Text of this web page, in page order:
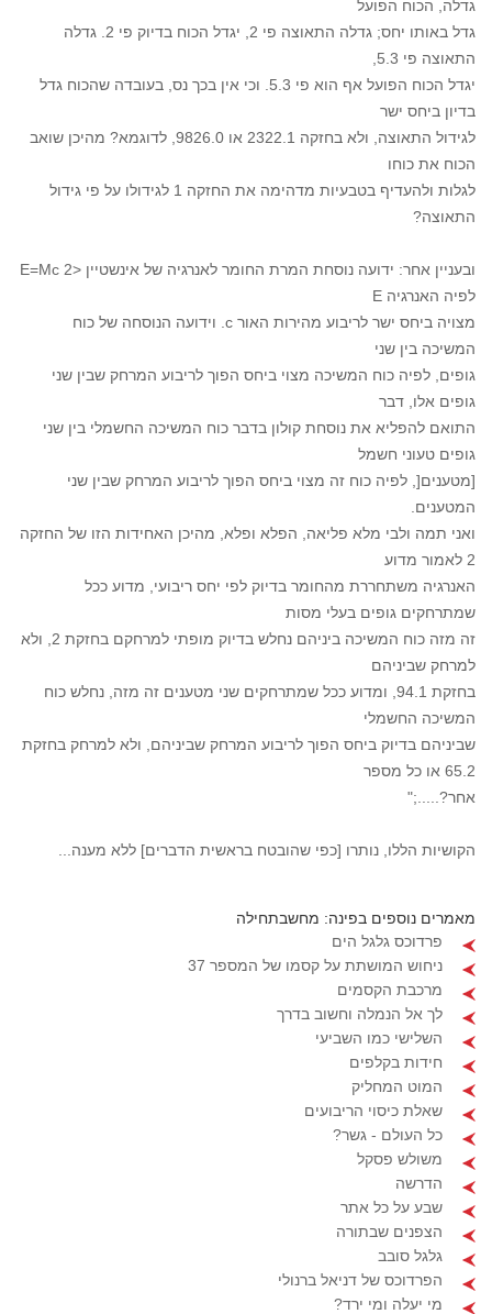
גדלה, הכוח הפועל
גדל באותו יחס; גדלה התאוצה פי 2, יגדל הכוח בדיוק פי 2. גדלה
התאוצה פי 5.3,
יגדל הכוח הפועל אף הוא פי 5.3. וכי אין בכך נס, בעובדה שהכוח גדל
בדיון ביחס ישר
לגידול התאוצה, ולא בחזקה 2322.1 או 9826.0, לדוגמא? מהיכן שואב
הכוח את כוחו
לגלות ולהעדיף בטבעיות מדהימה את החזקה 1 לגידולו על פי גידול
התאוצה?
ובעניין אחר: ידועה נוסחת המרת החומר לאנרגיה של אינשטיין <2 E=Mc
לפיה האנרגיה E
מצויה ביחס ישר לריבוע מהירות האור c. וידועה הנוסחה של כוח
המשיכה בין שני
גופים, לפיה כוח המשיכה מצוי ביחס הפוך לריבוע המרחק שבין שני
גופים אלו, דבר
התואם להפליא את נוסחת קולון בדבר כוח המשיכה החשמלי בין שני
גופים טעוני חשמל
[מטענים[, לפיה כוח זה מצוי ביחס הפוך לריבוע המרחק שבין שני
המטענים.
ואני תמה ולבי מלא פליאה, הפלא ופלא, מהיכן האחידות הזו של החזקה
2 לאמור מדוע
האנרגיה משתחררת מהחומר בדיוק לפי יחס ריבועי, מדוע ככל
שמתרחקים גופים בעלי מסות
זה מזה כוח המשיכה ביניהם נחלש בדיוק מופתי למרחקם בחזקת 2, ולא
למרחק שביניהם
בחזקת 94.1, ומדוע ככל שמתרחקים שני מטענים זה מזה, נחלש כוח
המשיכה החשמלי
שביניהם בדיוק ביחס הפוך לריבוע המרחק שביניהם, ולא למרחק בחזקת
65.2 או כל מספר
אחר?.....;"
הקושיות הללו, נותרו [כפי שהובטח בראשית הדברים] ללא מענה...
מאמרים נוספים בפינה: מחשבתחילה
פרדוכס גלגל הים
ניחוש המושתת על קסמו של המספר 37
מרכבת הקסמים
לך אל הנמלה וחשוב בדרך
השלישי כמו השביעי
חידות בקלפים
המוט המחליק
שאלת כיסוי הריבועים
כל העולם - גשר?
משולש פסקל
הדרשה
שבע על כל אתר
הצפנים שבתורה
גלגל סובב
הפרדוכס של דניאל ברנולי
מי יעלה ומי ירד?